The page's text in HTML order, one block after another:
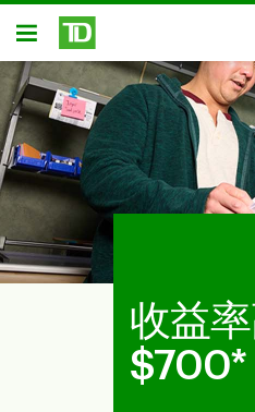
跳转到主要内容
开放式房屋贷款
收益
$700*